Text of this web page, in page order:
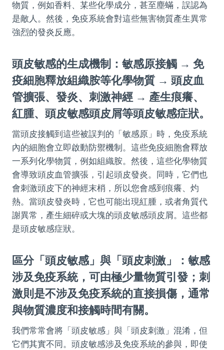
物質，例如香料、某些化學成分，甚至塵蟎，誤認為
是敵人。然後，免疫系統會對這些無害物質產生異常
強烈的發炎反應。
頭皮敏感的生成機制：敏感原接觸 → 免
疫細胞釋放組織胺等化學物質 → 頭皮血
管擴張、發炎、刺激神經 → 產生痕癢、
紅腫、頭皮敏感頭皮屑等頭皮敏感症狀。
當頭皮接觸到這些被誤判的「敏感原」時，免疫系統
內的細胞會立即啟動防禦機制。這些免疫細胞會釋放
一系列化學物質，例如組織胺。然後，這些化學物質
會導致頭皮血管擴張，引起頭皮發炎。同時，它們也
會刺激頭皮下的神經末梢，所以您會感到痕癢、灼
熱。當頭皮發炎時，它也可能出現紅腫，或者角質代
謝異常，產生細碎或大塊的頭皮敏感頭皮屑。這些都
是頭皮敏感症狀。
區分「頭皮敏感」與「頭皮刺激」：敏感
涉及免疫系統，可由極少量物質引發；刺
激則是不涉及免疫系統的直接損傷，通常
與物質濃度和接觸時間有關。
我們常常會將「頭皮敏感」與「頭皮刺激」混淆，但
它們其實不同。頭皮敏感涉及免疫系統的參與，即使